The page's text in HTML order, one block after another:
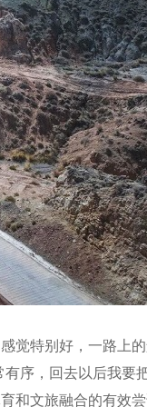
觉特别好，一路上
序，回去以后我要
和文旅融合的有效